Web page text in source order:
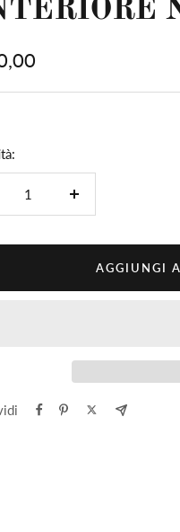
Aumenta
quantità
AGGIUNGI